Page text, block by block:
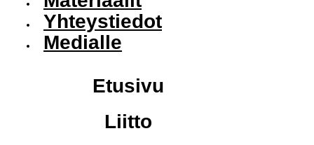
Yhteystiedot
Medialle
Etusivu
Liitto